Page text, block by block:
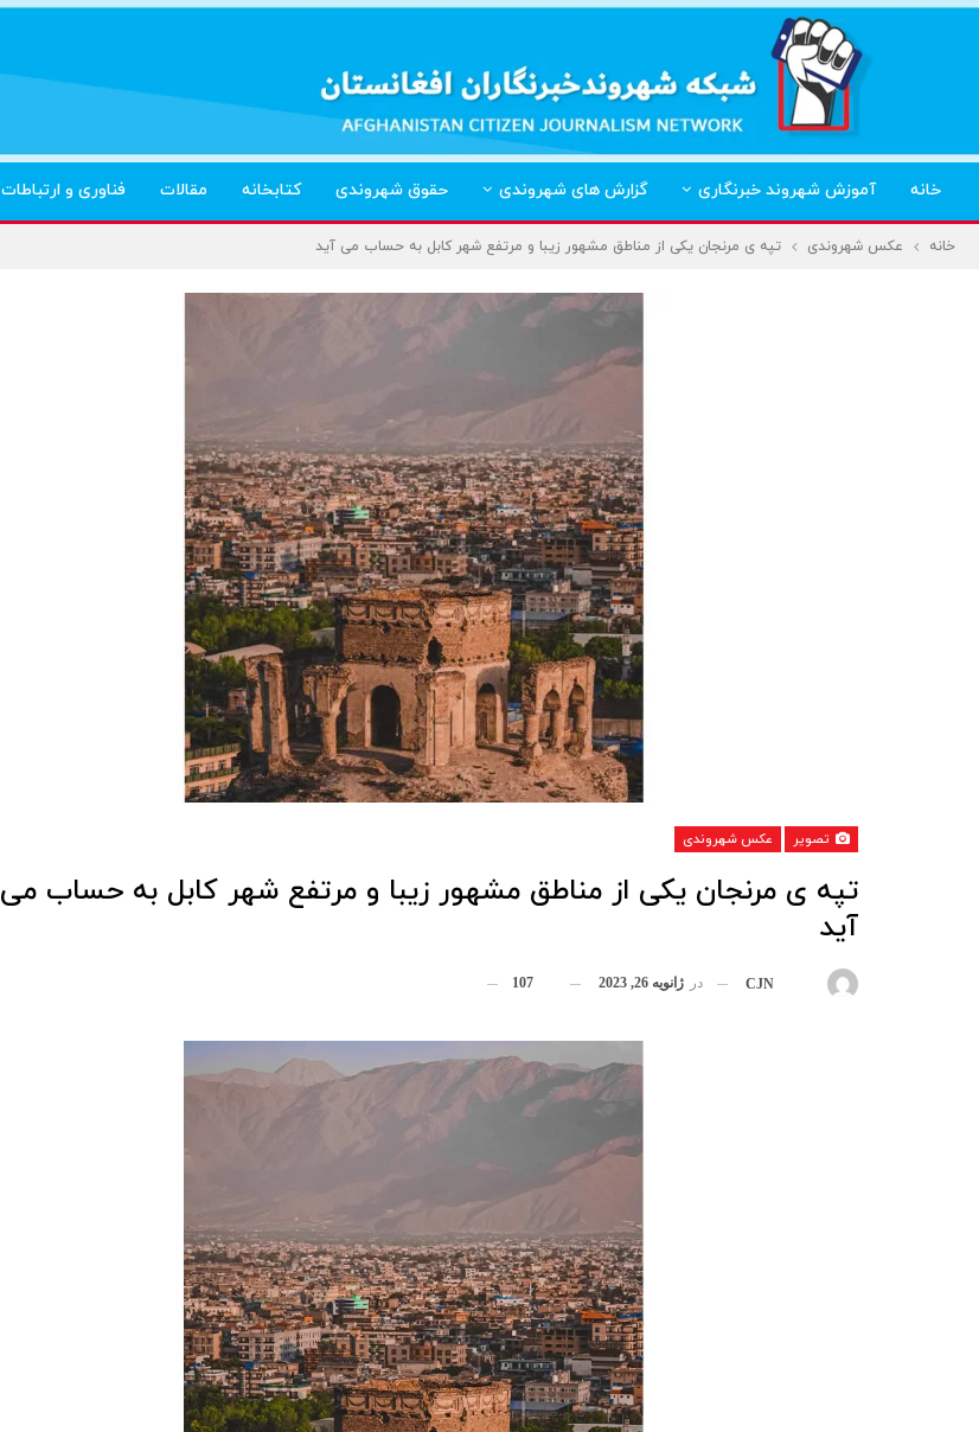
خانه آموزش شهروند خبرنگاری گزارش های شهروندی حقوق شهروندی کتابخانه مقالات فناوری و ارتباطات
خانه عکس شهروندی تپه ی مرنجان یکی از مناطق مشهور زیبا و مرتفع شهر کابل به حساب می آید
تصویر عکس شهروندی
تپه ی مرنجان یکی از مناطق مشهور زیبا و مرتفع شهر کابل به حساب می
آید
CJN در ژانویه 26, 2023 107